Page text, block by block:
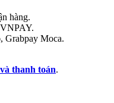
hàng.
Grabpay Moca.
thanh toán.